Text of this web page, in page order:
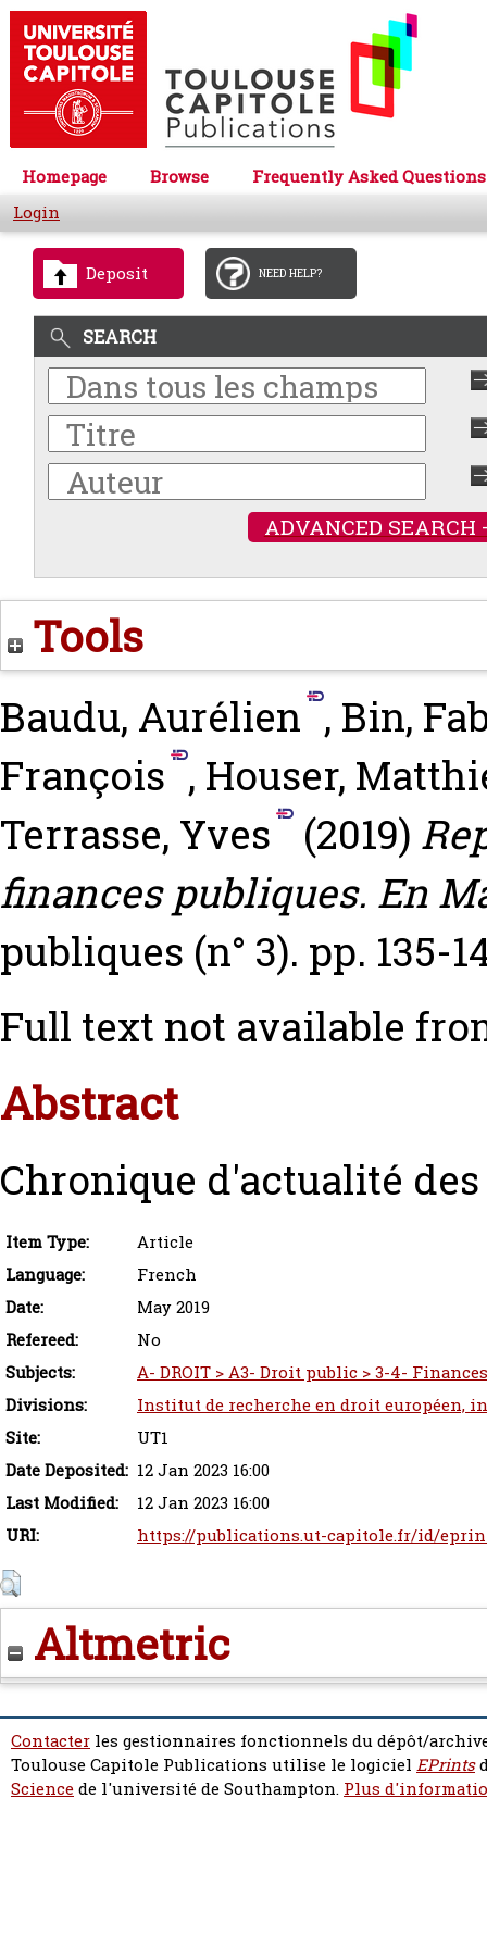
Homepage Browse
Frequently Asked Questions
Login
Deposit NEED HELP?
SEARCH
ADVANCED SEARCH
Tools
Baudu, Aurélien , Bin,
François , Houser,
Terrasse, Yves
(2019)
finances publiques. En
publiques (n° 3). pp. 135-
Full text not available
Abstract
Chronique d'actualité
Item Type:
Article
Language:
French
Date:
May 2019
Refereed:
No
Subjects:
A- DROIT > A3- Droit public > 3-4-
Divisions:
Institut de recherche en droit européen,
Site:
UT1
Date Deposited: 12 Jan 2023 16:00
Last Modified:
12 Jan 2023 16:00
URI:
https://publications.ut-capitole.fr/id/
Altmetric
Contacter les gestionnaires fonctionnels du dépôt/
Toulouse Capitole Publications utilise le logiciel EPrints
Sciencede l'université de Southampton. Plus